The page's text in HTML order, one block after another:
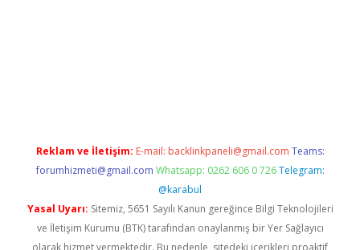
Reklam ve İletişim: E-mail: backlinkpaneli@gmail.com Teams:
forumhizmeti@gmail.com Whatsapp: 0262 606 0 726 Telegram:
@karabul
Yasal Uyarı: Sitemiz, 5651 Sayılı Kanun gereğince Bilgi Teknolojileri
ve İletişim Kurumu (BTK) tarafından onaylanmış bir Yer Sağlayıcı
olarak hizmet vermektedir. Bu nedenle, sitedeki içerikleri proaktif